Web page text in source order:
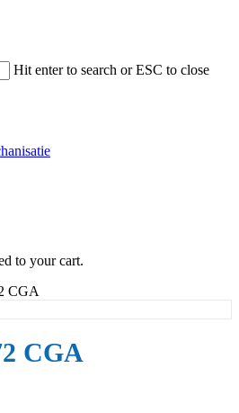
Hit enter to search or ESC to close
to your cart.
CGA
CGA